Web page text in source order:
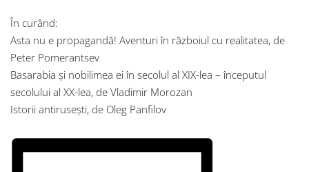
În curând:
Asta nu e propagandă! Aventuri în războiul cu realitatea, de
Peter Pomerantsev
Basarabia și nobilimea ei în secolul al XIX-lea – începutul
secolului al XX-lea, de Vladimir Morozan
Istorii antirusești, de Oleg Panfilov